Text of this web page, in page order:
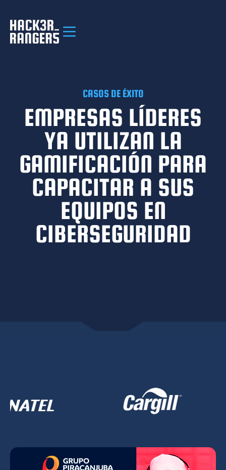
CASOS DE ÉXITO
EMPRESAS LÍDERES
YA UTILIZAN LA
GAMIFICACIÓN PARA
CAPACITAR A SUS
EQUIPOS EN
CIBERSEGURIDAD